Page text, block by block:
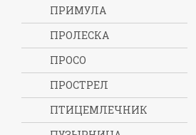
ПРИМУЛА
ПРОЛЕСКА
ПРОСО
ПРОСТРЕЛ
ПТИЦЕМЛЕЧНИК